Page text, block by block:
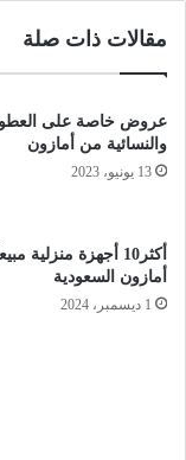
مقالات ذات صلة
عروض خاصة على العطور
والنسائية من أمازون
13 يونيو، 2023
أكثر10 أجهزة منزلية
أمازون السعودية
1 ديسمبر، 2024